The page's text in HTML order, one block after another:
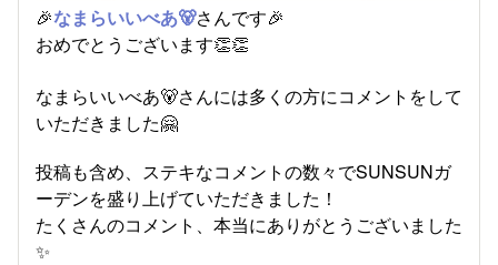
🎉なまらいいべあ🐻さんです🎉
おめでとうございます👏👏
なまらいいべあ🐻さんには多くの方にコメントをして
いただきました🤗
投稿も含め、ステキなコメントの数々でSUNSUNガ
ーデンを盛り上げていただきました！
たくさんのコメント、本当にありがとうございました
✨